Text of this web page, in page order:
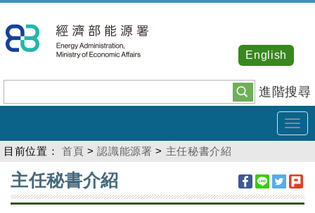
到
主
內
容
進階搜尋
English
目前位置： 首頁 >認識能源署 > 主任秘書介紹
:::
主任秘書介紹